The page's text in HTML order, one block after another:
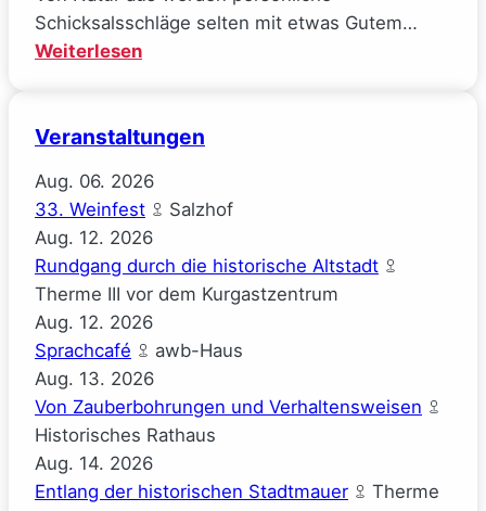
Schicksalsschläge selten mit etwas Gutem…
Weiterlesen:
(Josephine
Veranstaltungen
Aug. 06. 2026
33. Weinfest
Salzhof
Aug. 12. 2026
Rundgang durch die historische Altstadt
Therme III vor dem Kurgastzentrum
Aug. 12. 2026
Sprachcafé
awb-Haus
Aug. 13. 2026
Von Zauberbohrungen und Verhaltensweisen
Historisches Rathaus
Aug. 14. 2026
Entlang der historischen Stadtmauer
Therme